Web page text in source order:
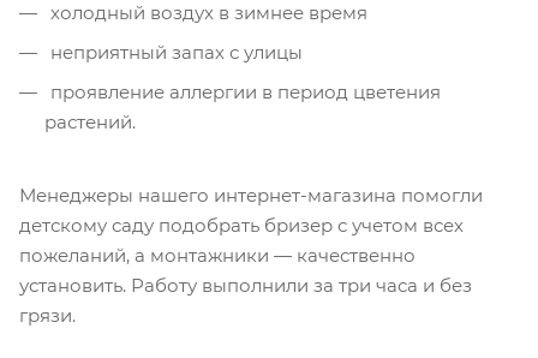
холодный воздух в зимнее время
неприятный запах с улицы
проявление аллергии в период цветения
растений.
Менеджеры нашего интернет-магазина помогли
детскому саду подобрать бризер с учетом всех
пожеланий, а монтажники — качественно
установить. Работу выполнили за три часа и без
грязи.